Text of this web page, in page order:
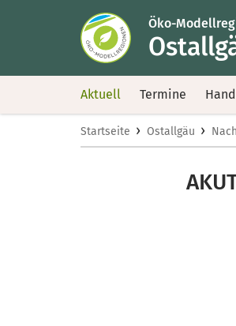
Öko-
Aktuell Termine
Startseite › Ostallgäu ›